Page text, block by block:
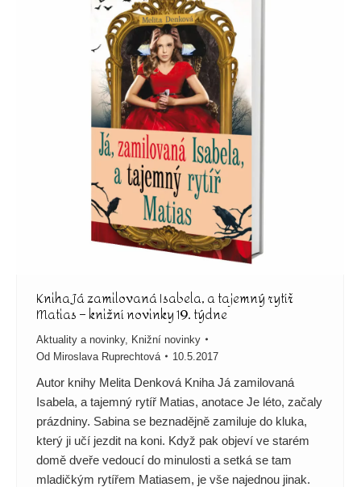
Kniha Já zamilovaná Isabela, a tajemný rytíř
Matias – knižní novinky 19. týdne
Aktuality a novinky, Knižní novinky
Od Miroslava Ruprechtová 10.5.2017
Autor knihy Melita Denková Kniha Já zamilovaná
Isabela, a tajemný rytíř Matias, anotace Je léto, začaly
prázdniny. Sabina se beznadějně zamiluje do kluka,
který ji učí jezdit na koni. Když pak objeví ve starém
domě dveře vedoucí do minulosti a setká se tam
mladičkým rytířem Matiasem, je vše najednou jinak.